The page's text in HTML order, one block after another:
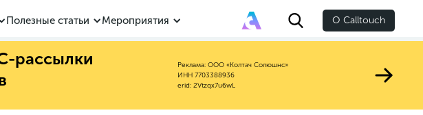
Полезные статьи Мероприятия О Calltouch
рассылки
Реклама: ООО «Колтач Солюшнс»
ИНН 7703388936
erid: 2Vtzqx7u6wL